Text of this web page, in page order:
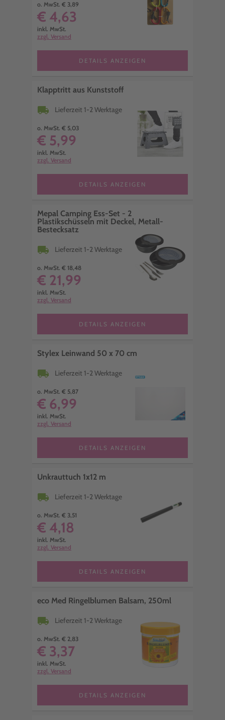
o. MwSt. € 3,89
€ 4,63
inkl. MwSt.
zzgl. Versand
DETAILS ANZEIGEN
Klapptritt aus Kunststoff
local_shipping Lieferzeit 1-2 Werktage
o. MwSt. € 5,03
€ 5,99
inkl. MwSt.
zzgl. Versand
DETAILS ANZEIGEN
Mepal Camping Ess-Set - 2
Plastikschüsseln mit Deckel, Metall-
Bestecksatz
local_shipping Lieferzeit 1-2 Werktage
o. MwSt. € 18,48
€ 21,99
inkl. MwSt.
zzgl. Versand
DETAILS ANZEIGEN
Stylex Leinwand 50 x 70 cm
local_shipping Lieferzeit 1-2 Werktage
o. MwSt. € 5,87
€ 6,99
inkl. MwSt.
zzgl. Versand
DETAILS ANZEIGEN
Unkrauttuch 1x12 m
local_shipping Lieferzeit 1-2 Werktage
o. MwSt. € 3,51
€ 4,18
inkl. MwSt.
zzgl. Versand
DETAILS ANZEIGEN
eco Med Ringelblumen Balsam, 250ml
local_shipping Lieferzeit 1-2 Werktage
o. MwSt. € 2,83
€ 3,37
inkl. MwSt.
zzgl. Versand
DETAILS ANZEIGEN